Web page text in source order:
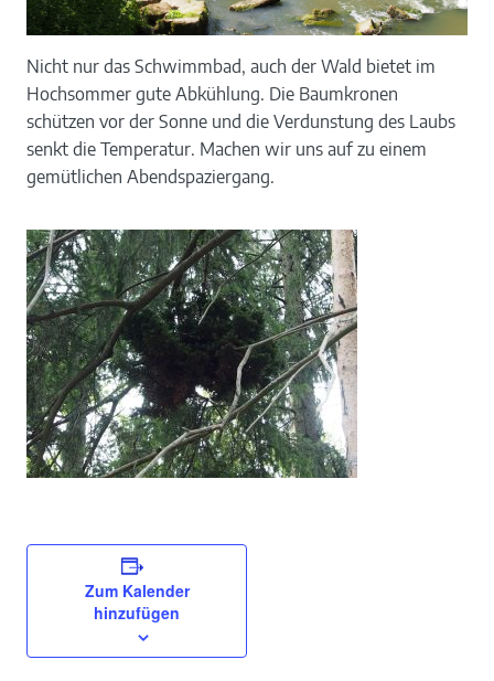
Nicht nur das Schwimmbad, auch der Wald bietet im
Hochsommer gute Abkühlung. Die Baumkronen
schützen vor der Sonne und die Verdunstung des Laubs
senkt die Temperatur. Machen wir uns auf zu einem
gemütlichen Abendspaziergang.
Zum Kalender
hinzufügen